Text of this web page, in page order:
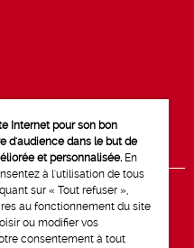
Internet pour son bon
d'audience dans le but de
et personnalisée. En
à l'utilisation de tous
sur « Tout refuser »,
au fonctionnement du site
ou modifier vos
consentement à tout